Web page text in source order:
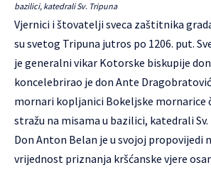
bazilici, katedrali Sv. Tripuna
Vjernici i štovatelji sveca zaštitnika
su svetog Tripuna jutros po 1206. put.
je generalni vikar Kotorske biskupije
koncelebrirao je don Ante
mornari kopljanici Bokeljske mornarice
stražu na misama u bazilici, katedrali Sv.
Don Anton Belan je u svojoj propovijedi
vrijednost priznanja kršćanske vjere